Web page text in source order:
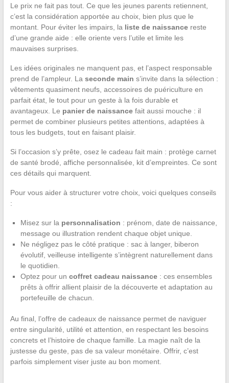
Le prix ne fait pas tout. Ce que les jeunes parents retiennent,
c’est la considération apportée au choix, bien plus que le
montant. Pour éviter les impairs, la liste de naissancereste
d’une grande aide : elle oriente vers l’utile et limite les
mauvaises surprises.
Les idées originales ne manquent pas, et l’aspect responsable
prend de l’ampleur. La seconde main s’invite dans la sélection :
vêtements quasiment neufs, accessoires de puériculture en
parfait état, le tout pour un geste à la fois durable et
avantageux. Le panier de naissancefait aussi mouche : il
permet de combiner plusieurs petites attentions, adaptées à
tous les budgets, tout en faisant plaisir.
Si l’occasion s’y prête, osez le cadeau fait main : protège carnet
de santé brodé, affiche personnalisée, kit d’empreintes. Ce sont
ces détails qui marquent.
Pour vous aider à structurer votre choix, voici quelques conseils
:
Misez sur la personnalisation : prénom, date de naissance,
message ou illustration rendent chaque objet unique.
Ne négligez pas le côté pratique : sac à langer, biberon
évolutif, veilleuse intelligente s’intègrent naturellement dans
le quotidien.
Optez pour un coffret cadeau naissance: ces ensembles
prêts à offrir allient plaisir de la découverte et adaptation au
portefeuille de chacun.
Au final, l’offre de cadeaux de naissance permet de naviguer
entre singularité, utilité et attention, en respectant les besoins
concrets et l’histoire de chaque famille. La magie naît de la
justesse du geste, pas de sa valeur monétaire. Offrir, c’est
parfois simplement viser juste au bon moment.